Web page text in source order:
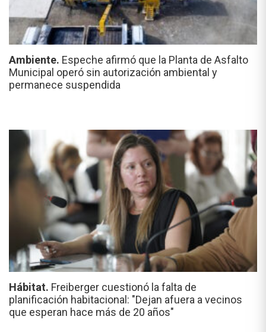
Ambiente. Espeche afirmó que la Planta de Asfalto
Municipal operó sin autorización ambiental y
permanece suspendida
Hábitat. Freiberger cuestionó la falta de
planificación habitacional: "Dejan afuera a vecinos
que esperan hace más de 20 años"